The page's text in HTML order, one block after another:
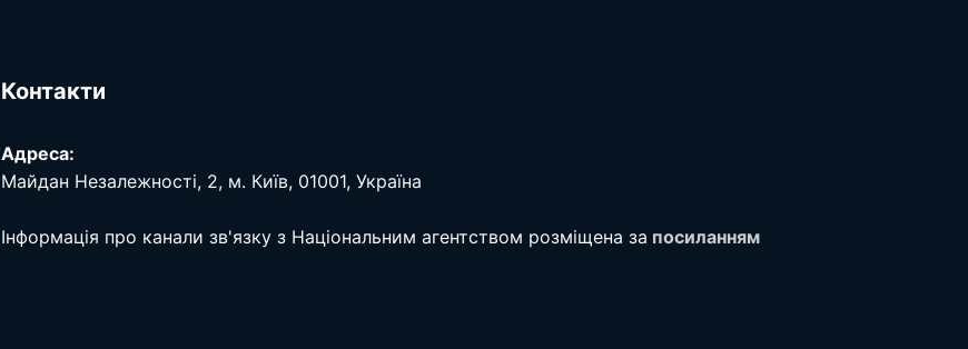
Контакти
Адреса:
Майдан Незалежності, 2, м. Київ, 01001, Україна
Інформація про канали зв'язку з Національним агентством розміщена за посиланням